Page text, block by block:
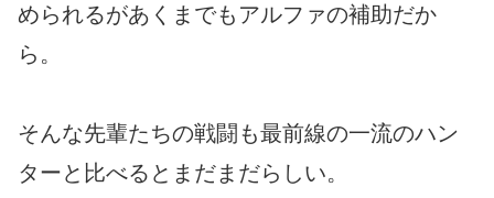
められるがあくまでもアルファの補助だか
ら。
そんな先輩たちの戦闘も最前線の一流のハン
ターと比べるとまだまだらしい。